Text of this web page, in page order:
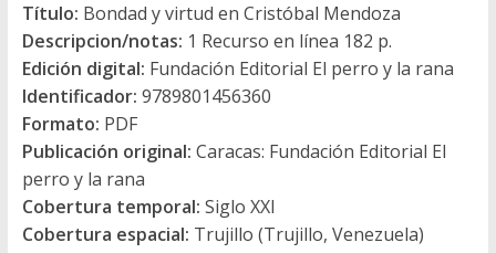
Título: Bondad y virtud en Cristóbal Mendoza
Descripcion/notas: 1 Recurso en línea 182 p.
Edición digital: Fundación Editorial El perro y la rana
Identificador: 9789801456360
Formato: PDF
Publicación original: Caracas: Fundación Editorial El
perro y la rana
Cobertura temporal: Siglo XXI
Cobertura espacial: Trujillo (Trujillo, Venezuela)